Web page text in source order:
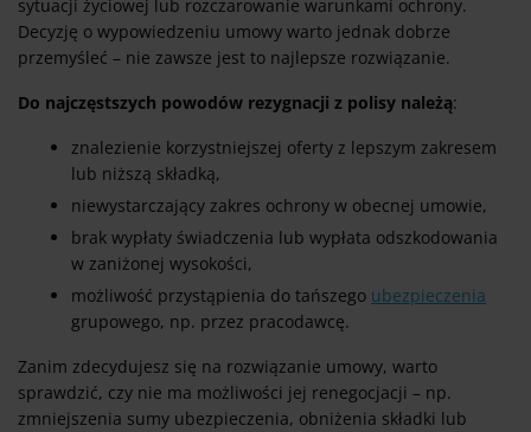
sytuacji życiowej lub rozczarowanie warunkami ochrony.
Decyzję o wypowiedzeniu umowy warto jednak dobrze
przemyśleć – nie zawsze jest to najlepsze rozwiązanie.
Do najczęstszych powodów rezygnacji z polisy należą:
znalezienie korzystniejszej oferty z lepszym zakresem
lub niższą składką,
niewystarczający zakres ochrony w obecnej umowie,
brak wypłaty świadczenia lub wypłata odszkodowania
w zaniżonej wysokości,
możliwość przystąpienia do tańszego ubezpieczenia
grupowego, np. przez pracodawcę.
Zanim zdecydujesz się na rozwiązanie umowy, warto
sprawdzić, czy nie ma możliwości jej renegocjacji – np.
zmniejszenia sumy ubezpieczenia, obniżenia składki lub